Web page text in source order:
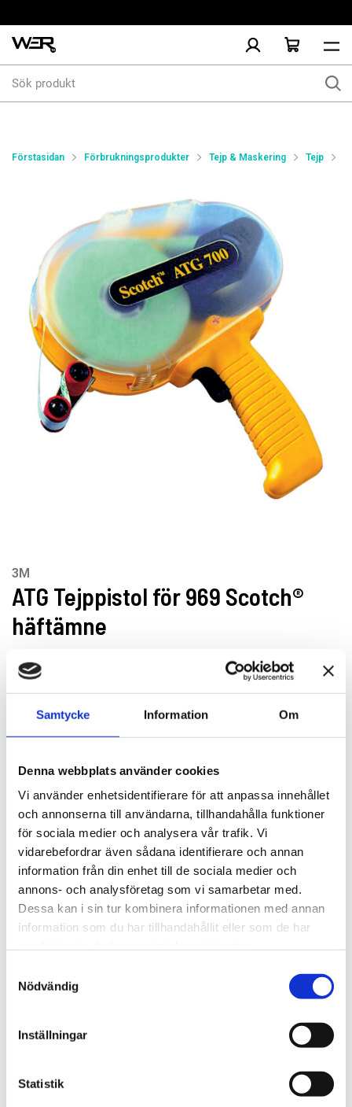
Samtycke Information Om
Denna webbplats använder cookies
Vi använder enhetsidentifierare för att anpassa innehållet
och annonserna till användarna, tillhandahålla funktioner
för sociala medier och analysera vår trafik. Vi
vidarebefordrar även sådana identifierare och annan
information från din enhet till de sociala medier och
annons- och analysföretag som vi samarbetar med.
Dessa kan i sin tur kombinera informationen med annan
information som du har tillhandahållit eller som de har
Nödvändig
Inställningar
Statistik
produkt
Förstasidan Förbrukningsprodukter Tejp & Maskering Tejp
3M
ATG Tejppistol för 969 Scotch®
häftämne
Lättanvänd tejppistol för 969 Scotch® häftämne. För
snabb och enkel applicering av transfertejp med en hand.
Perfekt för både små och krävande industriella jobb.
Artikelnr: ATG700
640 kr
st Lägg i varukorgen
Beställningsvara, förväntad leveranstid: 14 dagar.